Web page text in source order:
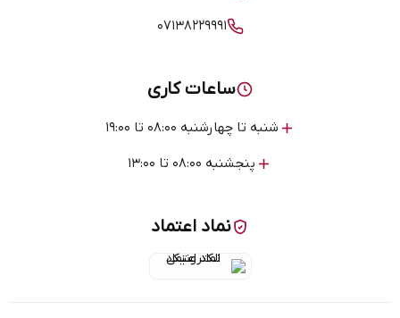
۰۷۱۳۸۲۲۹۹۹۱
ساعات کاری
شنبه تا چهارشنبه ۰۸:۰۰ تا ۱۹:۰۰
پنجشنبه ۰۸:۰۰ تا ۱۳:۰۰
نماد اعتماد